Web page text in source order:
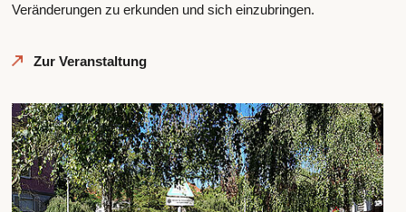
Veränderungen zu erkunden und sich einzubringen.
Zur Veranstaltung